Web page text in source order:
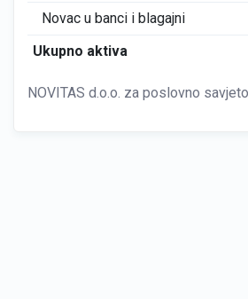
Novac u banci i blagajni
Ukupno aktiva
NOVITAS d.o.o. za poslovno